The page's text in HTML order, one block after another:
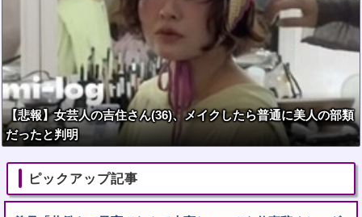
【悲報】女芸人の吉住さん(36)、メイクしたら普通に美人の部類
だったと判明
ピックアップ記事